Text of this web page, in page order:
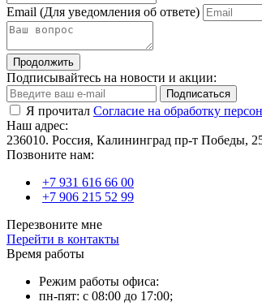
Email (Для уведомления об ответе)
Продолжить
Подписывайтесь на новости и акции:
Подписаться
Я прочитал Согласие на обработку
Наш адрес:
236010. Россия, Калининград пр-т Победы,
Позвоните нам:
+7 931 616 66 00
+7 906 215 52 99
Перезвоните мне
Перейти в контакты
Время работы
Режим работы офиса:
пн-пят: с 08:00 до 17:00;